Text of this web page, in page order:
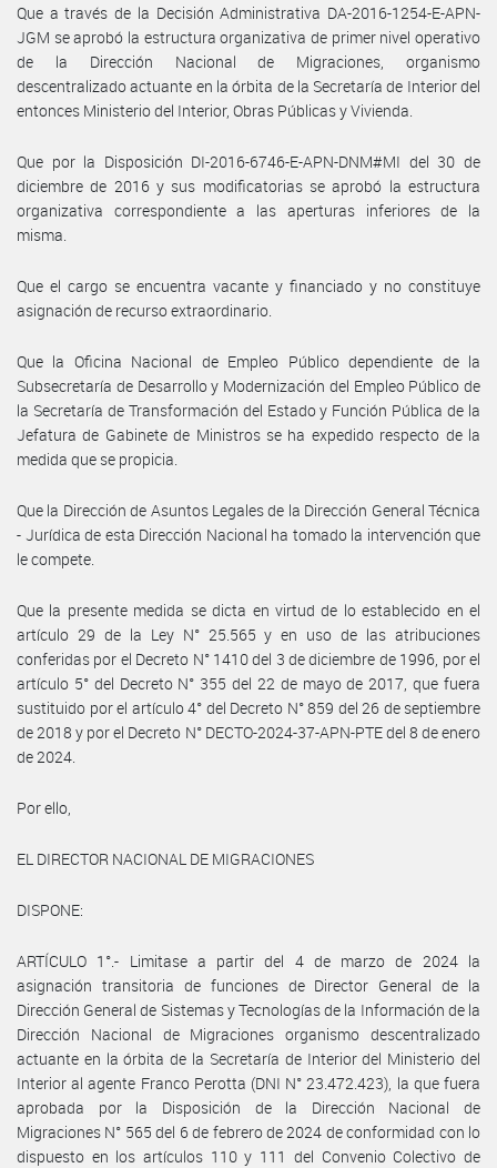
Que a través de la Decisión Administrativa DA-2016-1254-E-APN-
JGM se aprobó la estructura organizativa de primer nivel operativo
de la Dirección Nacional de Migraciones, organismo
descentralizado actuante en la órbita de la Secretaría de Interior del
entonces Ministerio del Interior, Obras Públicas y Vivienda.
Que por la Disposición DI-2016-6746-E-APN-DNM#MI del 30 de
diciembre de 2016 y sus modificatorias se aprobó la estructura
organizativa correspondiente a las aperturas inferiores de la
misma.
Que el cargo se encuentra vacante y financiado y no constituye
asignación de recurso extraordinario.
Que la Oficina Nacional de Empleo Público dependiente de la
Subsecretaría de Desarrollo y Modernización del Empleo Público de
la Secretaría de Transformación del Estado y Función Pública de la
Jefatura de Gabinete de Ministros se ha expedido respecto de la
medida que se propicia.
Que la Dirección de Asuntos Legales de la Dirección General Técnica
- Jurídica de esta Dirección Nacional ha tomado la intervención que
le compete.
Que la presente medida se dicta en virtud de lo establecido en el
artículo 29 de la Ley N° 25.565 y en uso de las atribuciones
conferidas por el Decreto N° 1410 del 3 de diciembre de 1996, por el
artículo 5° del Decreto N° 355 del 22 de mayo de 2017, que fuera
sustituido por el artículo 4° del Decreto N° 859 del 26 de septiembre
de 2018 y por el Decreto N° DECTO-2024-37-APN-PTE del 8 de enero
de 2024.
Por ello,
EL DIRECTOR NACIONAL DE MIGRACIONES
DISPONE:
ARTÍCULO 1°.- Limitase a partir del 4 de marzo de 2024 la
asignación transitoria de funciones de Director General de la
Dirección General de Sistemas y Tecnologías de la Información de la
Dirección Nacional de Migraciones organismo descentralizado
actuante en la órbita de la Secretaría de Interior del Ministerio del
Interior al agente Franco Perotta (DNI N° 23.472.423), la que fuera
aprobada por la Disposición de la Dirección Nacional de
Migraciones N° 565 del 6 de febrero de 2024 de conformidad con lo
dispuesto en los artículos 110 y 111 del Convenio Colectivo de